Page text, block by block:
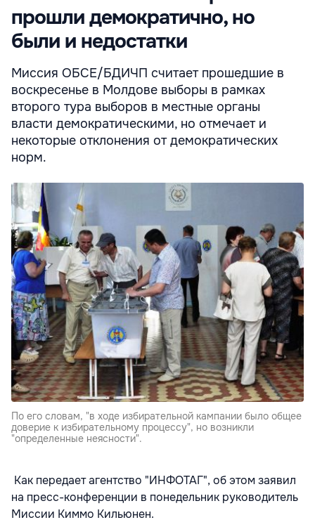
прошли демократично, но
были и недостатки
Миссия ОБСЕ/БДИЧП считает прошедшие в
воскресенье в Молдове выборы в рамках
второго тура выборов в местные органы
власти демократическими, но отмечает и
некоторые отклонения от демократических
норм.
По его словам, "в ходе избирательной кампании было общее
доверие к избирательному процессу", но возникли
"определенные неясности".
Как передает агентство "ИНФОТАГ", об этом заявил
на пресс-конференции в понедельник руководитель
Миссии Киммо Кильюнен.